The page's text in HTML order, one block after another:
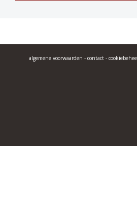
algemene voorwaarden - contact -